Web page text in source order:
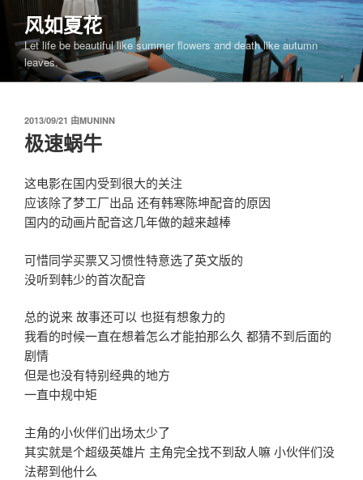
风如夏花
Let life be beautiful like summer flowers and death like autumn
leaves.
发
布
于
2013/09/21 由MUNINN
极速蜗牛
这电影在国内受到很大的关注
应该除了梦工厂出品 还有韩寒陈坤配音的原因
国内的动画片配音这几年做的越来越棒
可惜同学买票又习惯性特意选了英文版的
没听到韩少的首次配音
总的说来 故事还可以 也挺有想象力的
我看的时候一直在想着怎么才能拍那么久 都猜不到后面的
剧情
但是也没有特别经典的地方
一直中规中矩
主角的小伙伴们出场太少了
其实就是个超级英雄片 主角完全找不到敌人嘛 小伙伴们没
法帮到他什么